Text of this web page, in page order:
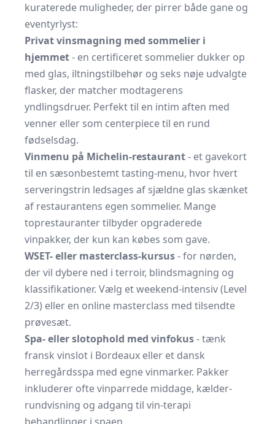
kuraterede muligheder, der pirrer både gane og
eventyrlyst:
Privat vinsmagning med sommelier i
hjemmet- en certificeret sommelier dukker op
med glas, iltningstilbehør og seks nøje udvalgte
flasker, der matcher modtagerens
yndlingsdruer. Perfekt til en intim aften med
venner eller som centerpiece til en rund
fødselsdag.
Vinmenu på Michelin-restaurant- et gavekort
til en sæsonbestemt tasting-menu, hvor hvert
serverings­trin ledsages af sjældne glas skænket
af restaurantens egen sommelier. Mange
toprestauranter tilbyder opgraderede
vinpakker, der kun kan købes som gave.
WSET- eller masterclass-kursus- for nørden,
der vil dybere ned i terroir, blindsmagning og
klassifikationer. Vælg et weekend-intensiv (Level
2/3) eller en online masterclass med tilsendte
prøvesæt.
Spa- eller slotophold med vinfokus- tænk
fransk vinslot i Bordeaux eller et dansk
herregårds­spa med egne vinmarker. Pakker
inkluderer ofte vinparrede middage, kælder­
rundvisning og adgang til vin-terapi